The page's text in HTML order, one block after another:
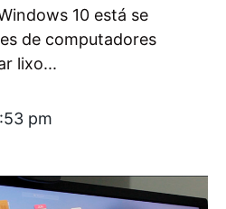
10 está se
de computadores
lixo...
pm